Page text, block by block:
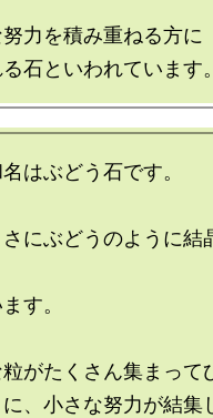
力を積み重ねる方に
はぶどう石です。
にぶどうのように結
す。
がたくさん集まって
、小さな努力が結集